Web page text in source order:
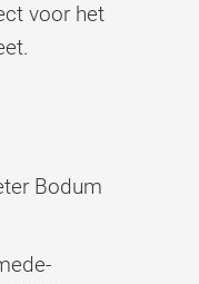
voor het
Bodum